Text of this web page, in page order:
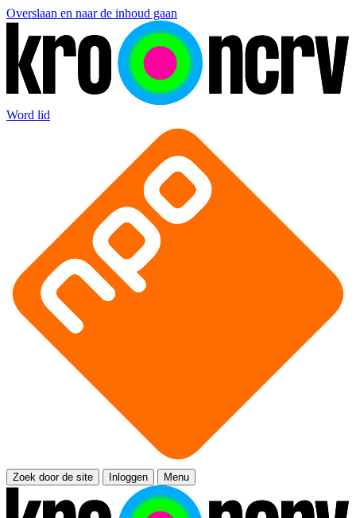
Overslaan en naar de inhoud gaan
Word lid
Zoek door de site Inloggen Menu